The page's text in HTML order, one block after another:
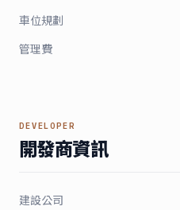
車位規劃
管理費
DEVELOPER
開發商資訊
建設公司